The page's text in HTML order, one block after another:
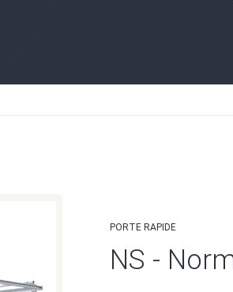
PORTE RAPIDE
NS -